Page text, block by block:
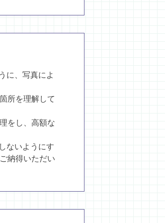
に、写真によ
所を理解して
をし、高額な
ないようにす
納得いただい